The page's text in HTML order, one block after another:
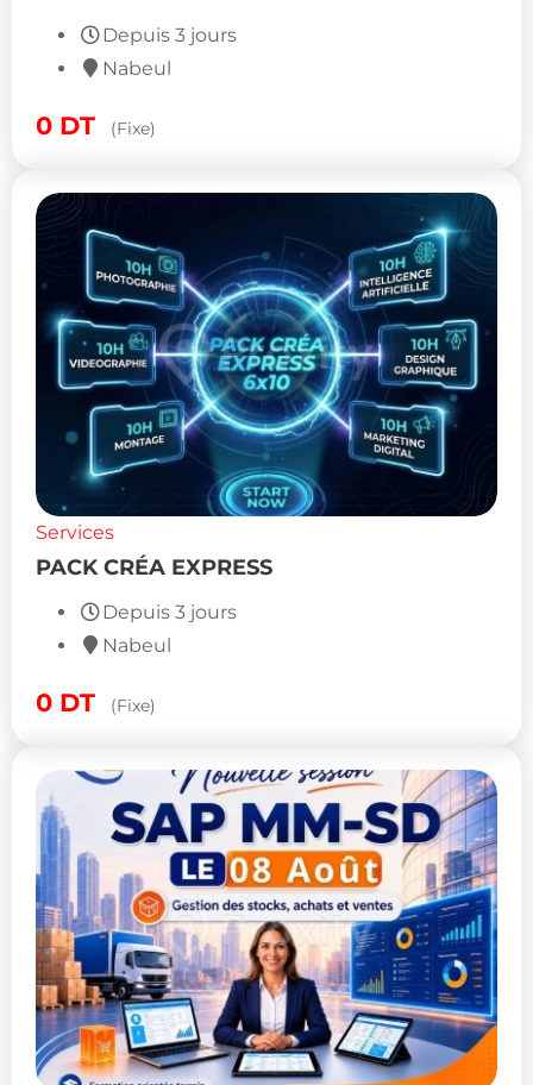
Depuis 3 jours
Nabeul
0 DT (Fixe)
Services
PACK CRÉA EXPRESS
Depuis 3 jours
Nabeul
0 DT (Fixe)